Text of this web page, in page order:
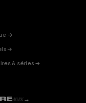
→
→
& séries →
WORK→